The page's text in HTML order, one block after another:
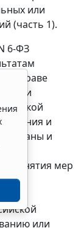
или
(часть 1).
6-ФЗ
вправе
и
и
органы и
принятия мер
и
или